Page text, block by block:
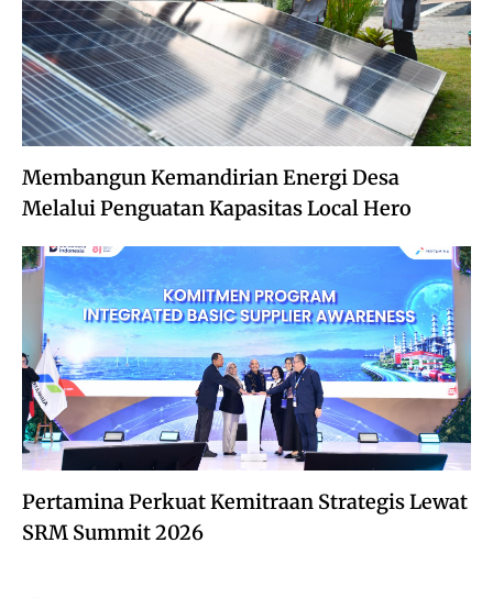
Membangun Kemandirian Energi Desa
Melalui Penguatan Kapasitas Local Hero
Pertamina Perkuat Kemitraan Strategis Lewat
SRM Summit 2026